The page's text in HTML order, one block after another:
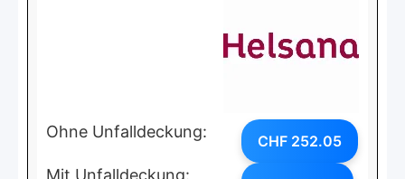
Ohne Unfalldeckung: CHF 252.05
Mit Unfalldeckung: